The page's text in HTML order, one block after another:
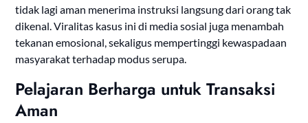
tidak lagi aman menerima instruksi langsung dari orang tak
dikenal. Viralitas kasus ini di media sosial juga menambah
tekanan emosional, sekaligus mempertinggi kewaspadaan
masyarakat terhadap modus serupa.
Pelajaran Berharga untuk Transaksi
Aman